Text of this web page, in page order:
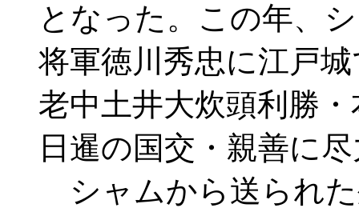
となった。この年、
将軍徳川秀忠に江戸
老中土井大炊頭利勝
日暹の国交・親善に
シャムから送られ